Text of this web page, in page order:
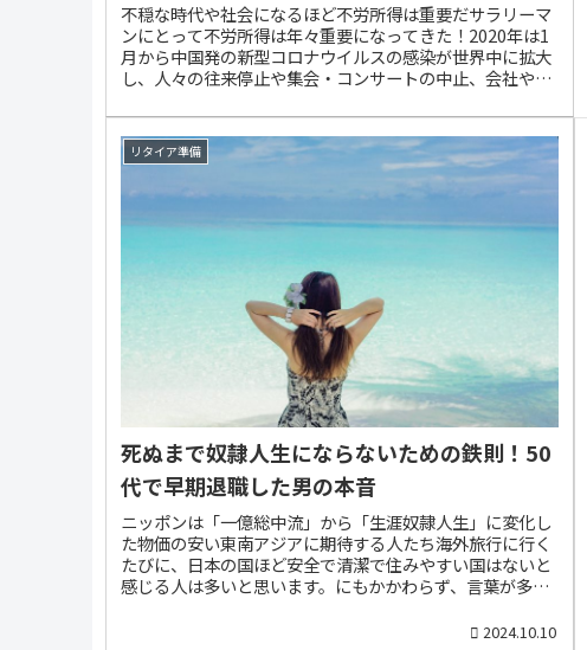
不穏な時代や社会になるほど不労所得は重要だサラリーマ
ンにとって不労所得は年々重要になってきた！2020年は1
月から中国発の新型コロナウイルスの感染が世界中に拡大
し、人々の往来停止や集会・コンサートの中止、会社や学
ています。最も深刻なのは、大企業と違って経営体力の弱
い中小企業。さっそく経営危機が本格化してきました。中
国からの訪日客で成り立っていたホテルや旅館の経営危機
が現実化し、まずは愛知県蒲郡市の老舗温泉旅館「冨士見
荘」が経営破綻しました。愛知県で旅館を営む冨士見荘
（愛知県蒲郡市）が21日までに事業を停止していたことが
東京商工リサーチの調べで明らかになった。近く名古屋地
裁に破産申請する予定。負債総額は非公表。新型コロナウ
イルスの感染が広がる中、中国人観光客のキャンセルが相
次ぎ業績が悪化した。同社によると、コロナウイルスの影
響による破産は全...
リタイア準備
死ぬまで奴隷人生にならないための鉄則！50
代で早期退職した男の本音
ニッポンは「一億総中流」から「生涯奴隷人生」に変化し
た物価の安い東南アジアに期待する人たち海外旅行に行く
たびに、日本の国ほど安全で清潔で住みやすい国はないと
感じる人は多いと思います。にもかかわらず、言葉が多少
でゆっくり老後の人生を全うしたいと考える高齢者は少な
2024.10.10